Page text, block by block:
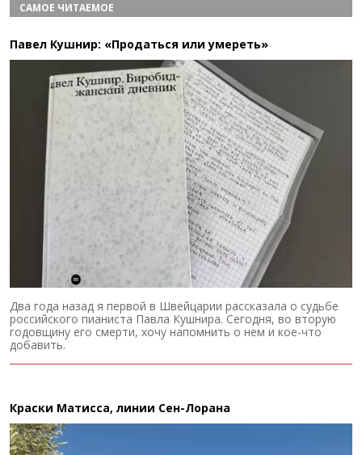
САМОЕ ЧИТАЕМОЕ
Павел Кушнир: «Продаться или умереть»
Два года назад я первой в Швейцарии рассказала о судьбе
российского пианиста Павла Кушнира. Сегодня, во вторую
годовщину его смерти, хочу напомнить о нем и кое-что
добавить.
Краски Матисса, линии Сен-Лорана